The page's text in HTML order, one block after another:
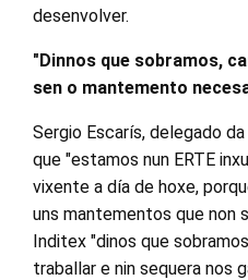
desenvolver.
"Dinnos que sobramos,
sen o mantemento
Sergio Escarís, delegado
que "estamos nun ERTE
vixente a día de hoxe,
uns mantementos que non
Inditex "dinos que
traballar e nin sequera nos